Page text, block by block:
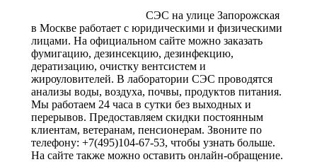
СЭС на улице Запорожская
в Москве работает с юридическими и физическими
лицами. На официальном сайте можно заказать
фумигацию, дезинсекцию, дезинфекцию,
дератизацию, очистку вентсистем и
жироуловителей. В лаборатории СЭС проводятся
анализы воды, воздуха, почвы, продуктов питания.
Мы работаем 24 часа в сутки без выходных и
перерывов. Предоставляем скидки постоянным
клиентам, ветеранам, пенсионерам. Звоните по
телефону: +7(495)104-67-53, чтобы узнать больше.
На сайте также можно оставить онлайн-обращение.